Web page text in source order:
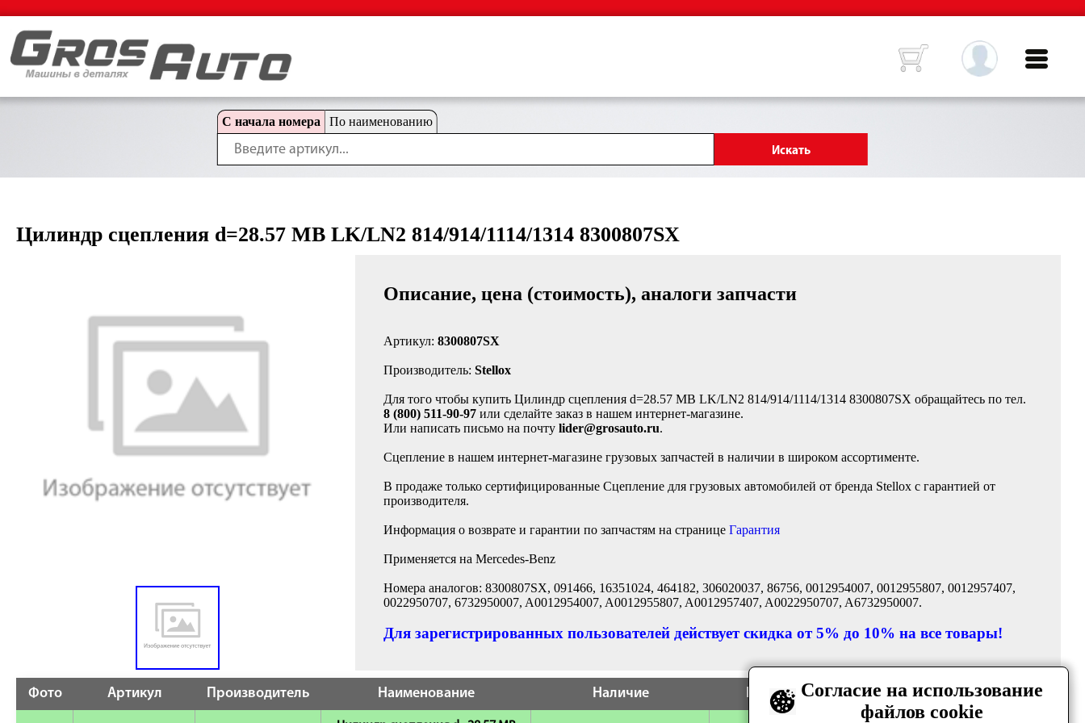
С начала номера По наименованию
Цилиндр сцепления d=28.57 MB LK/LN2 814/914/1114/1314 8300807SX
Описание, цена (стоимость), аналоги запчасти
Артикул: 8300807SX
Производитель: Stellox
Для того чтобы купить Цилиндр сцепления d=28.57 MB LK/LN2 814/914/1114/1314 8300807SX обращайтесь по тел.
8 (800) 511-90-97 или сделайте заказ в нашем интернет-магазине.
Или написать письмо на почту lider@grosauto.ru.
Сцепление в нашем интернет-магазине грузовых запчастей в наличии в широком ассортименте.
В продаже только сертифицированные Сцепление для грузовых автомобилей от бренда Stellox с гарантией от
производителя.
Информация о возврате и гарантии по запчастям на странице Гарантия
Применяется на Mercedes-Benz
Номера аналогов: 8300807SX, 091466, 16351024, 464182, 306020037, 86756, 0012954007, 0012955807, 0012957407,
0022950707, 6732950007, A0012954007, A0012955807, A0012957407, A0022950707, A6732950007.
Для зарегистрированных пользователей действует скидка от 5% до 10% на все товары!
Фото Артикул Производитель Наименование Наличие Цена Количество
Согласие на использование
файлов cookie